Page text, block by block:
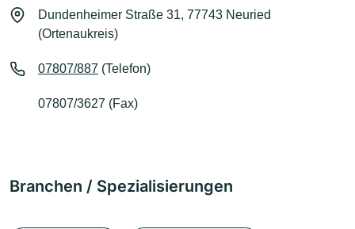
Dundenheimer Straße 31, 77743 Neuried
(Ortenaukreis)
07807/887 (Telefon)
07807/3627 (Fax)
Branchen / Spezialisierungen